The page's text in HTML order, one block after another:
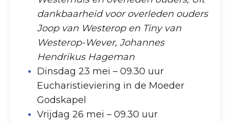
dankbaarheid voor overleden ouders
Joop van Westerop en Tiny van
Westerop-Wever, Johannes
Hendrikus Hageman
Dinsdag 23 mei – 09.30 uur
Eucharistieviering in de Moeder
Godskapel
Vrijdag 26 mei – 09.30 uur